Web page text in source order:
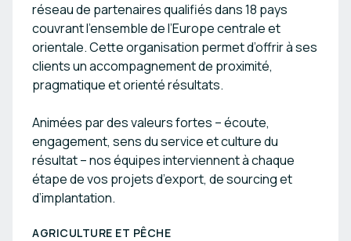
réseau de partenaires qualifiés dans 18 pays
couvrant l’ensemble de l’Europe centrale et
orientale. Cette organisation permet d’offrir à ses
clients un accompagnement de proximité,
pragmatique et orienté résultats.
Animées par des valeurs fortes – écoute,
engagement, sens du service et culture du
résultat – nos équipes interviennent à chaque
étape de vos projets d’export, de sourcing et
d’implantation.
AGRICULTURE ET PÊCHE